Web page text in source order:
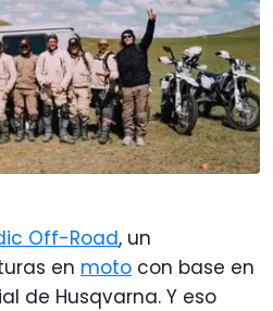
Off-Road, un
en moto con base en
de Husqvarna. Y eso